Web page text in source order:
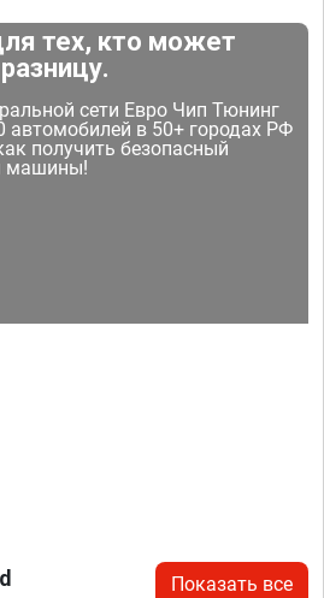
тех, кто может
сети Евро Чип Тюнинг
автомобилей в 50+ городах РФ
получить безопасный
машины!
Показать все